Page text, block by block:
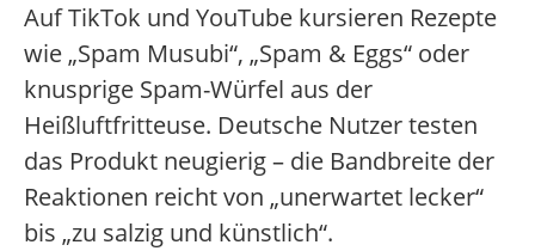
Auf TikTok und YouTube kursieren Rezepte
wie „Spam Musubi“, „Spam & Eggs“ oder
knusprige Spam-Würfel aus der
Heißluftfritteuse. Deutsche Nutzer testen
das Produkt neugierig – die Bandbreite der
Reaktionen reicht von „unerwartet lecker“
bis „zu salzig und künstlich“.